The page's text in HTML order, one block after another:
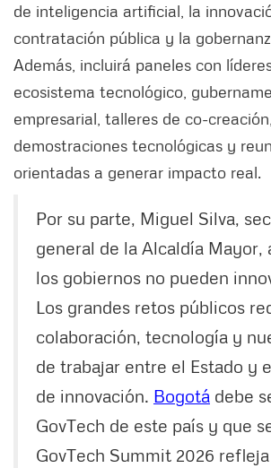
de inteligencia artificial, la
contratación pública y la
Además, incluirá paneles con
ecosistema tecnológico,
empresarial, talleres de co-creación,
demostraciones tecnológicas y
orientadas a generar impacto real.
Por su parte, Miguel Silva,
general de la Alcaldía Mayor,
los gobiernos no pueden
Los grandes retos públicos
colaboración, tecnología y
de trabajar entre el Estado y
de innovación. Bogotá debe
GovTech de este país y que
GovTech Summit 2026